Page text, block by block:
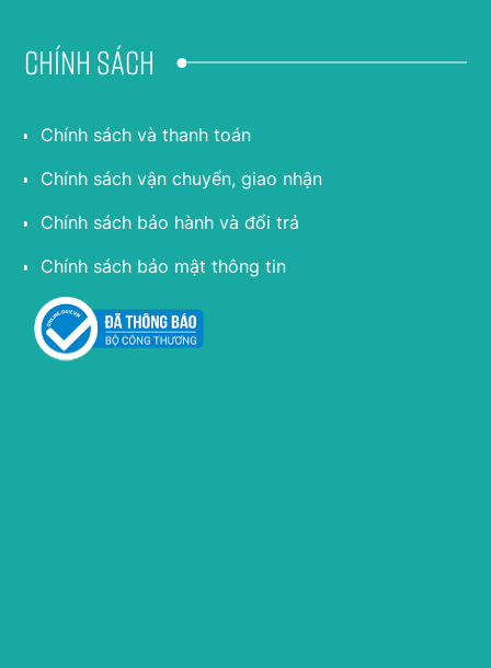
Chính sách
Chính sách và thanh toán
Chính sách vận chuyển, giao nhận
Chính sách bảo hành và đổi trả
Chính sách bảo mật thông tin